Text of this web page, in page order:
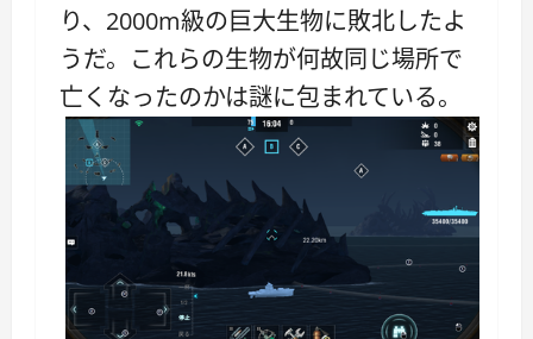
り、2000m級の巨大生物に敗北したよ
うだ。これらの生物が何故同じ場所で
亡くなったのかは謎に包まれている。